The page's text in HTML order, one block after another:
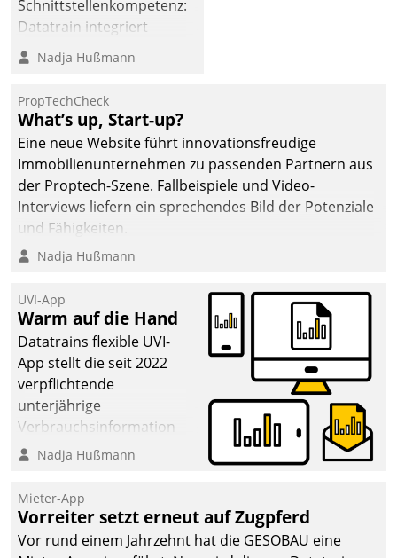
Schnittstellenkompetenz:
Datatrain integriert
Yarowas Portal zur
Vergabe und Verwaltung
operativen
Instandhaltung in die
SAP-Systemlandschaft
deutscher
Wohnungsunternehmen
– und beschleunigt damit
Mieteranliegen zum
Nadja Hußmann
PropTechCheck
What’s up, Start-up?
Eine neue Website führt innovationsfreudige
Immobilienunternehmen zu passenden Partnern aus
der Proptech-Szene. Fallbeispiele und Video-
Interviews liefern ein sprechendes Bild der Potenziale
und Fähigkeiten.
Nadja Hußmann
UVI-App
Warm auf die Hand
Datatrains flexible UVI-
App stellt die seit 2022
verpflichtende
unterjährige
Verbrauchsinformation
schnell, zuverlässig und
Die monatlichen
Mitteilungen zum
Heizungs- und
Nadja Hußmann
Mieter-App
Vorreiter setzt erneut auf Zugpferd
Vor rund einem Jahrzehnt hat die GESOBAU eine